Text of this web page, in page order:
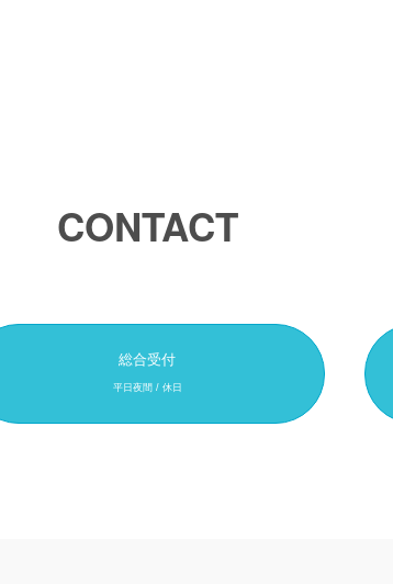
CONTACT
総合受付
平日夜間 / 休日